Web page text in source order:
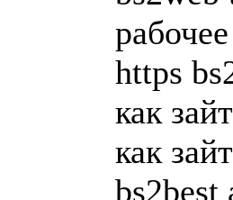
https
как
как
bs2best